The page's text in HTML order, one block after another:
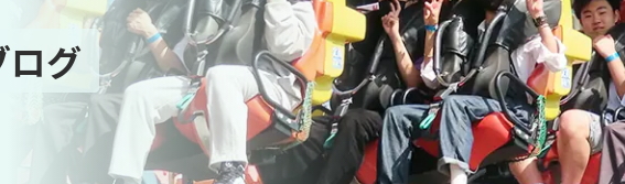
ログ